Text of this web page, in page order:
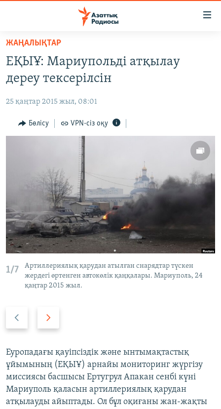
Skip
main
content
to
Navigation
Skip
САЯСАТ
AZATTYQTV
ҚАҢТАР ОҚИҒАСЫ
АДАМ ҚҰҚЫҚТАРЫ
АРНАЙЫ ЖОБАЛАР
ЖАЗЫЛЫҢЫЗ
Басқа тілдерде
ЖАҢАЛЫҚТАР
ЕҚЫҰ: Мариупольді атқылау
дереу тексерілсін
25 қаңтар 2015 жыл, 08:01
Бөлісу VPN-сіз оқу
1/7
Артиллериялық қарудан атылған снарядтар түскен
жердегі өртенген автокөлік қаңқалары. Мариуполь, 24
қаңтар 2015 жыл.
Previous
Next
Еуропадағы қауіпсіздік және ынтымақтастық
ұйымының (ЕҚЫҰ) арнайы мониторинг жүргізу
миссиясы басшысы Ертугрул Апакан сенбі күні
Мариуполь қаласын артиллериялық қарудан
атқылауды айыптады. Ол бұл оқиғаны жан-жақты